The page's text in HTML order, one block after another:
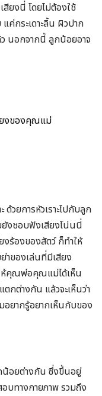
ยงนี่ โดยไม่ต้องใช้
ค่กระเดาะลิ้น ผิวปาก
นอกจากนี้ ลูกน้อยอาจ
ยงของคุณแม่
วยการหัวเราะไปกับลูก
งชอบฟังเสียงโน่นนี่
งร้องของสัตว์ ก็ทำให้
ของเล่นที่มีเสียง
ห้คุณพ่อคุณแม่ได้เห็น
กต่างกัน แล้วจะเห็นว่า
อยากรู้อยากเห็นกับของ
น้อยต่างกัน ซึ่งขึ้นอยู่
บทางกายภาพ รวมถึง